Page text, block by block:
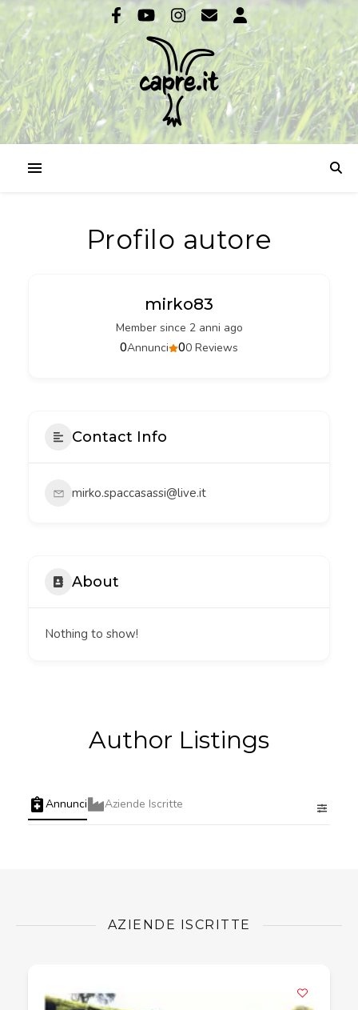
Profilo autore
mirko83
Member since 2 anni ago
00 Reviews
0Annunci
Contact Info
mirko.spaccasassi@live.it
About
Nothing to show!
Author Listings
Annunci Aziende Iscritte
AZIENDE ISCRITTE